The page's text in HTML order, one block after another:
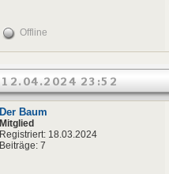
Offline
12.04.2024 23:52
Der Baum
Mitglied
Registriert: 18.03.2024
Beiträge: 7